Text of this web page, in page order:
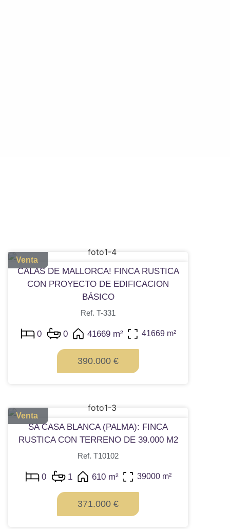
Venta
CALAS DE MALLORCA! FINCA RUSTICA
CON PROYECTO DE EDIFICACION
BÁSICO
Ref. T-331
0 0 41669 m² 41669 m²
390.000 €
Venta
SA CASA BLANCA (PALMA): FINCA
RUSTICA CON TERRENO DE 39.000 M2
Ref. T10102
0 1 610 m² 39000 m²
371.000 €